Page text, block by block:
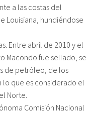
a las costas del
Louisiana, hundiéndose
Entre abril de 2010 y el
Macondo fue sellado, se
de petróleo, de los
lo que es considerado el
Norte.
Comisión Nacional